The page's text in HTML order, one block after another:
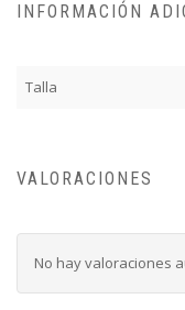
INFORMACIÓN
Talla
VALORACIONES
No hay valoraciones